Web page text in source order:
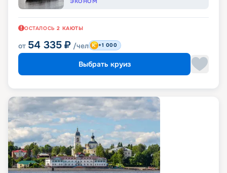
ОСТАЛОСЬ 2 КАЮТЫ
от 54 335 ₽ /чел +1 000
Выбрать круиз